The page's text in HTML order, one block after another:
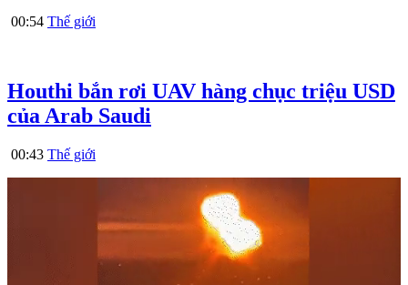
00:54 Thế giới
Houthi bắn rơi UAV hàng chục triệu USD
của Arab Saudi
00:43 Thế giới